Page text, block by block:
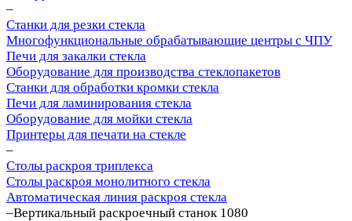
–
Станки для резки стекла
Многофункциональные обрабатывающие центры с ЧПУ
Печи для закалки стекла
Оборудование для производства стеклопакетов
Станки для обработки кромки стекла
Печи для ламинирования стекла
Оборудование для мойки стекла
Принтеры для печати на стекле
–
Столы раскроя триплекса
Столы раскроя монолитного стекла
Автоматическая линия раскроя стекла
–Вертикальный раскроечный станок 1080